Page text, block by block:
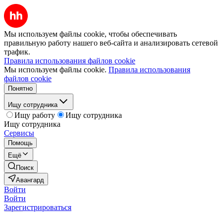
Мы используем файлы cookie, чтобы обеспечивать
правильную работу нашего веб-сайта и анализировать сетевой
трафик.
Правила использования файлов cookie
Мы используем файлы cookie. Правила использования
файлов cookie
Понятно
Ищу сотрудника
Ищу работу
Ищу сотрудника
Ищу сотрудника
Сервисы
Помощь
Ещё
Поиск
Авангард
Войти
Войти
Зарегистрироваться